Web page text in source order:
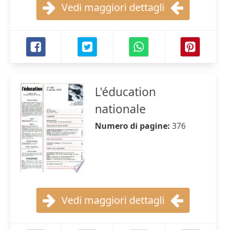
Vedi maggiori dettagli
L'éducation
nationale
Numero di pagine: 376
Vedi maggiori dettagli